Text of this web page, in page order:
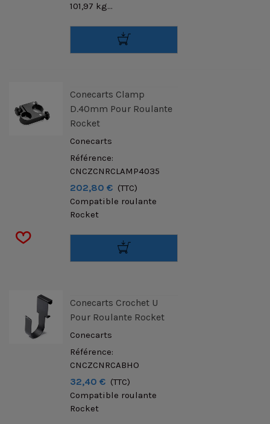
101,97 kg...
Conecarts Clamp
D.40mm Pour Roulante
Rocket
Conecarts
Référence:
CNCZCNRCLAMP4035
202,80 € (TTC)
Compatible roulante
Rocket
Conecarts Crochet U
Pour Roulante Rocket
Conecarts
Référence:
CNCZCNRCABHO
32,40 € (TTC)
Compatible roulante
Rocket